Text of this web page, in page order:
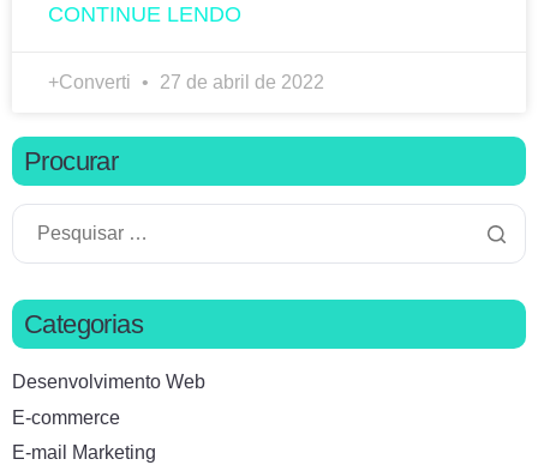
CONTINUE LENDO
+Converti 27 de abril de 2022
Procurar
Categorias
Desenvolvimento Web
E-commerce
E-mail Marketing